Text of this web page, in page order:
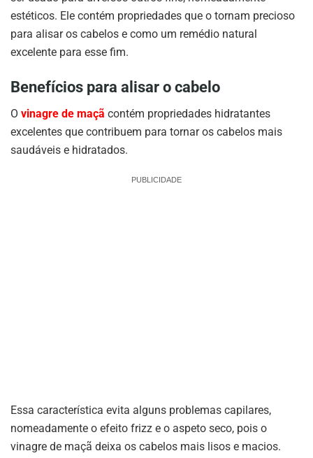
estéticos. Ele contém propriedades que o tornam precioso
para alisar os cabelos e como um remédio natural
excelente para esse fim.
Benefícios para alisar o cabelo
O vinagre de maçã contém propriedades hidratantes
excelentes que contribuem para tornar os cabelos mais
saudáveis e hidratados.
PUBLICIDADE
Essa característica evita alguns problemas capilares,
nomeadamente o efeito frizz e o aspeto seco, pois o
vinagre de maçã deixa os cabelos mais lisos e macios.